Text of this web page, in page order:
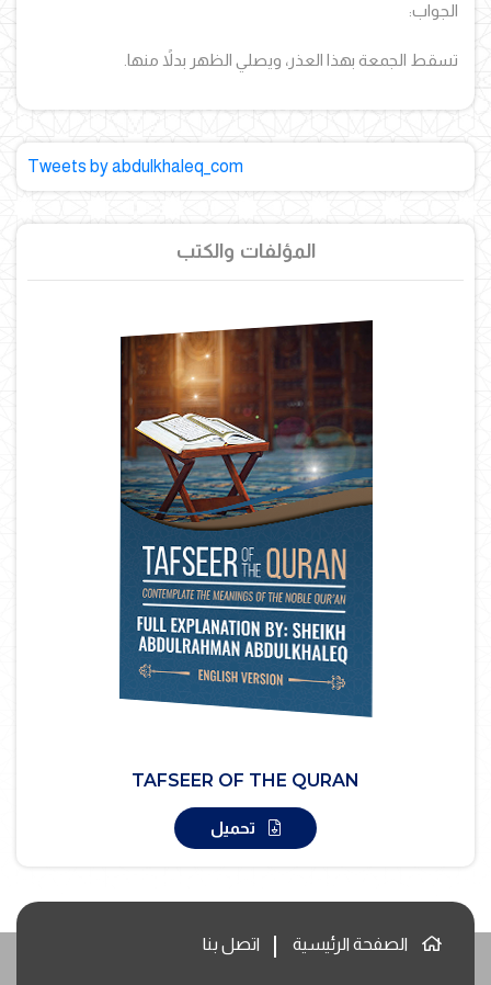
الجواب:
تسقط الجمعة بهذا العذر، ويصلي الظهر بدلاً منها.
Tweets by abdulkhaleq_com
المؤلفات والكتب
TAFSEER OF THE QURAN
تحميل
الصفحة الرئيسية اتصل بنا